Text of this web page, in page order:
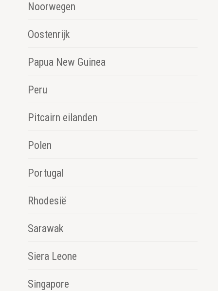
Noorwegen
Oostenrijk
Papua New Guinea
Peru
Pitcairn eilanden
Polen
Portugal
Rhodesië
Sarawak
Siera Leone
Singapore